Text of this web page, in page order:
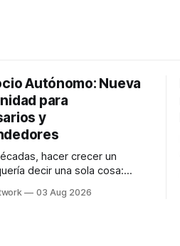
Autónomo: Nueva
para
y
hacer crecer un
decir una sola cosa:
especialista en marketing
03 Aug 2026